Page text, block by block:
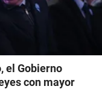
el Gobierno
con mayor